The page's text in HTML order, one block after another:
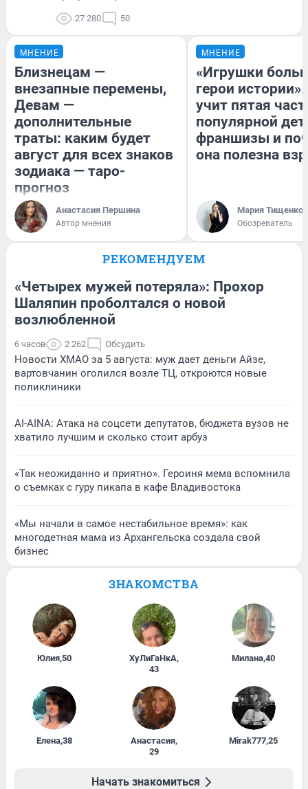
27 280 50
МНЕНИЕ
Близнецам —
внезапные перемены,
Девам —
дополнительные
траты: каким будет
август для всех знаков
зодиака — таро-
прогноз
Анастасия Першина
Автор мнения
МНЕНИЕ
«Игрушки
герои
учит пятая
популярной
франшизы и
она полезна
Мария Тищенко
Обозреватель
РЕКОМЕНДУЕМ
«Четырех мужей потеряла»: Прохор
Шаляпин проболтался о новой
возлюбленной
6 часов 2 262 Обсудить
Новости ХМАО за 5 августа: муж дает деньги Айзе,
вартовчанин оголился возле ТЦ, откроются новые
поликлиники
AI-AINA: Атака на соцсети депутатов, бюджета вузов не
хватило лучшим и сколько стоит арбуз
«Так неожиданно и приятно». Героиня мема вспомнила
о съемках с гуру пикапа в кафе Владивостока
«Мы начали в самое нестабильное время»: как
многодетная мама из Архангельска создала свой
бизнес
ЗНАКОМСТВА
Юлия,50 ХуЛиГаНкА,
43
Милана,40
Елена,38 Анастасия,
29
Mirak777,25
Начать знакомиться